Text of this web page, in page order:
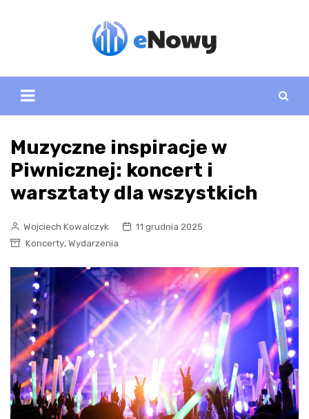
Muzyczne inspiracje w
Piwnicznej: koncert i
warsztaty dla wszystkich
Wojciech Kowalczyk
11 grudnia 2025
Koncerty, Wydarzenia